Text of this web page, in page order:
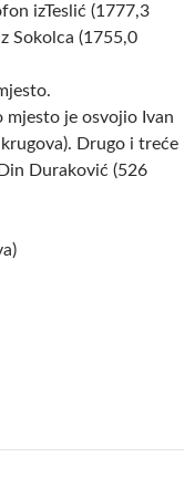
izTeslić (1777,3
Sokolca (1755,0
mjesto je osvojio Ivan
Drugo i treće
Duraković (526